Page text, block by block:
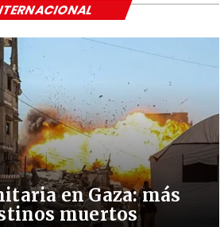
en Gaza: más
muertos